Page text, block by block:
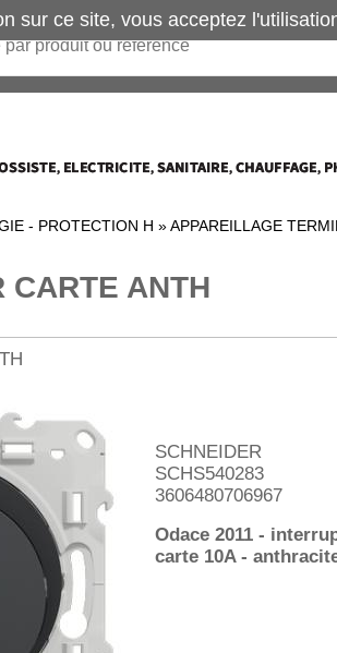
- PROTECTION H »APPAREILLAGE
CARTE ANTH
SCHNEIDER
SCHS540283
3606480706967
Odace 2011 -
carte 10A -
sur ce site, vous acceptez